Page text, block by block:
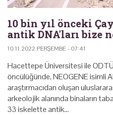
10 bin yıl önceki
antik DNA'ları bize
10.11.2022 PERŞEMBE - 07:41
Hacettepe Üniversitesi ile
öncülüğünde, NEOGENE isimli
araştırmacıdan oluşan
arkeolojik alanında binaların
33 iskelette antik…